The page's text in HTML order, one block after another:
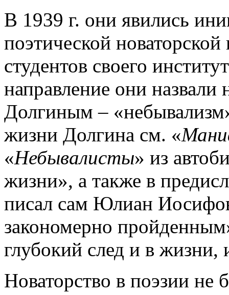
В 1939 г. они явились
поэтической
студентов своего
направление они
Долгиным –
жизни Долгина см. «
«Небывалисты» из
жизни», а также в
писал сам Юлиан
закономерно
глубокий след и в жизни,
Новаторство в поэзии не